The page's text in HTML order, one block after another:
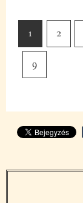
1 2
9